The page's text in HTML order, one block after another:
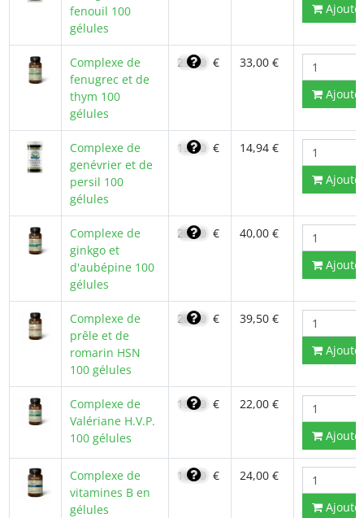
fenouil 100
gélules
Complexe de
fenugrec et de
thym 100
gélules
23,40 € 33,00 €
Complexe de
genévrier et de
persil 100
gélules
12,70 € 14,94 €
Complexe de
ginkgo et
d'aubépine 100
gélules
28,40 € 40,00 €
Complexe de
prêle et de
romarin HSN
100 gélules
28,20 € 39,50 €
Complexe de
Valériane H.V.P.
100 gélules
15,60 € 22,00 €
Complexe de
vitamines B en
gélules
16,80 € 24,00 €